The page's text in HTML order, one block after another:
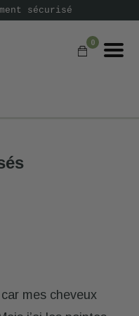
sécurisé
0
mes cheveux